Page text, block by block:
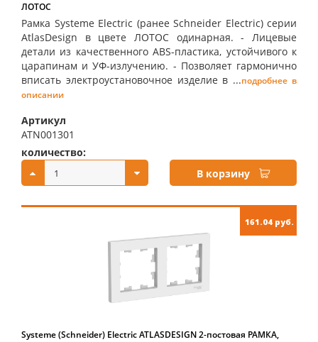
ЛОТОС
Рамка Systeme Electric (ранее Schneider Electric) серии
AtlasDesign в цвете ЛОТОС одинарная. - Лицевые
детали из качественного ABS-пластика, устойчивого к
царапинам и УФ-излучению. - Позволяет гармонично
вписать электроустановочное изделие в ...подробнее в
описании
Артикул
ATN001301
количество:
В корзину
161.04 руб.
Systeme (Schneider) Electric ATLASDESIGN 2-постовая РАМКА,